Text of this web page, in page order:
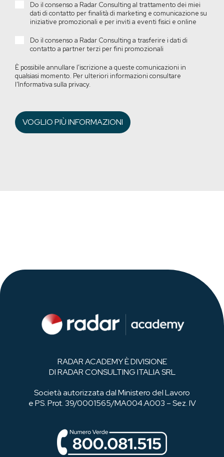
Do il consenso a Radar Consulting al trattamento dei miei
dati di contatto per finalità di marketing e comunicazione su
iniziative promozionali e per inviti a eventi fisici e online
Do il consenso a Radar Consulting a trasferire i dati di
contatto a partner terzi per fini promozionali
È possibile annullare l'iscrizione a queste comunicazioni in
qualsiasi momento. Per ulteriori informazioni consultare
l’Informativa sulla privacy.
RADAR ACADEMY È DIVISIONE
DI RADAR CONSULTING ITALIA SRL
Società autorizzata dal Ministero del Lavoro
e PS. Prot. 39/0001565/MA004.A003 – Sez. IV